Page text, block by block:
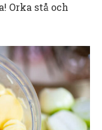
Orka stå och